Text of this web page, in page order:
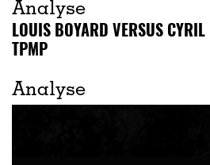
Analyse
LOUIS BOYARD VERSUS
TPMP
Analyse